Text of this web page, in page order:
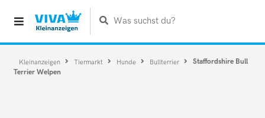
Was suchst du?
Kleinanzeigen Tiermarkt Hunde Bullterrier
Staffordshire Bull
Terrier Welpen